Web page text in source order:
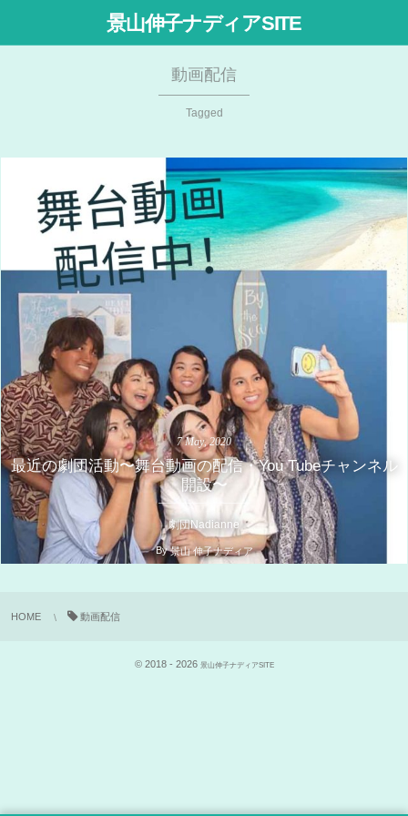
景山伸子ナディアSITE
動画配信
Tagged
7 May,2020
最近の劇団活動〜舞台動画の配信・You Tubeチャンネル
開設〜
劇団Nadianne
By景山 伸子ナディア
HOME 動画配信
© 2018 - 2026 景山伸子ナディアSITE